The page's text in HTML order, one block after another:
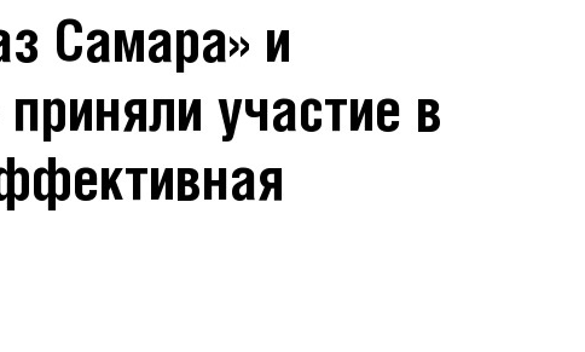
Самара» и
участие в